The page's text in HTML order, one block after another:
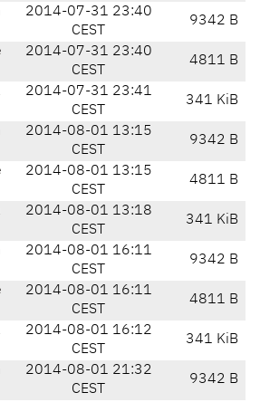
2014-07-31 23:40
CEST
9342 B
2014-07-31 23:40
CEST
4811 B
2014-07-31 23:41
CEST
341 KiB
2014-08-01 13:15
CEST
9342 B
2014-08-01 13:15
CEST
4811 B
2014-08-01 13:18
CEST
341 KiB
2014-08-01 16:11
CEST
9342 B
2014-08-01 16:11
CEST
4811 B
2014-08-01 16:12
CEST
341 KiB
2014-08-01 21:32
CEST
9342 B